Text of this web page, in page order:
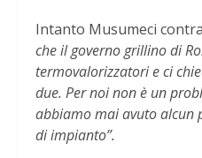
Intanto Musumeci
che il governo grillino di
termovalorizzatori e ci
due. Per noi non è un
abbiamo mai avuto alcun
di impianto”.